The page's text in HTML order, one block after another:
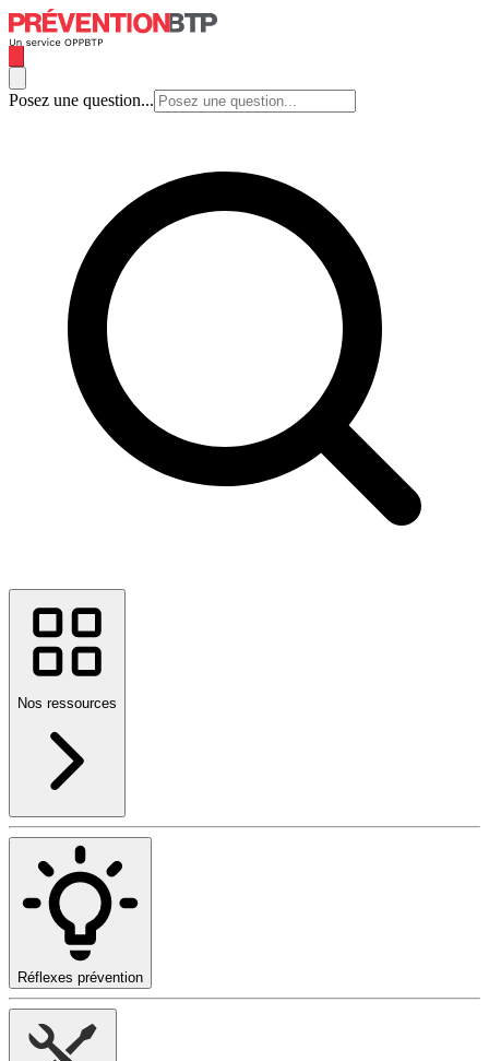
Posez une question...
Nos ressources
Réflexes prévention